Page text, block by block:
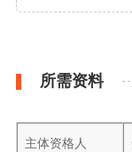
所需资料
主体资格人